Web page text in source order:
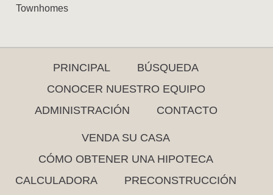
Townhomes
PRINCIPAL
BÚSQUEDA
CONOCER NUESTRO EQUIPO
ADMINISTRACIÓN
CONTACTO
VENDA SU CASA
CÓMO OBTENER UNA HIPOTECA
CALCULADORA
PRECONSTRUCCIÓN